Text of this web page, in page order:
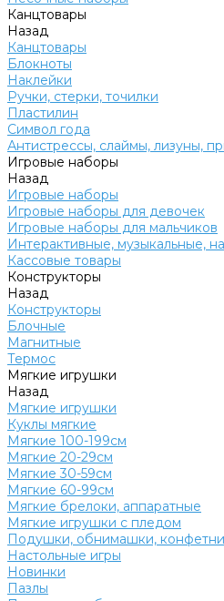
Канцтовары
Назад
Канцтовары
Блокноты
Наклейки
Ручки, стерки, точилки
Пластилин
Символ года
Антистрессы, слаймы, лизуны,
Игровые наборы
Назад
Игровые наборы
Игровые наборы для девочек
Игровые наборы для мальчиков
Интерактивные, музыкальные,
Кассовые товары
Конструкторы
Назад
Конструкторы
Блочные
Магнитные
Термос
Мягкие игрушки
Назад
Мягкие игрушки
Куклы мягкие
Мягкие 100-199см
Мягкие 20-29см
Мягкие 30-59см
Мягкие 60-99см
Мягкие брелоки, аппаратные
Мягкие игрушки с пледом
Подушки, обнимашки,
Настольные игры
Новинки
Пазлы